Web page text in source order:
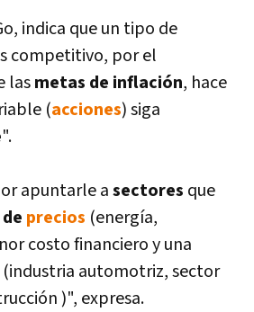
indica que un tipo de
competitivo, por el
lasmetas de inflación, hace
(acciones) siga
".
apuntarle asectores que
precios (energí­a,
costo financiero y una
(industria automotriz, sector
)", expresa.